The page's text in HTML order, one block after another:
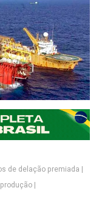
de delação premiada |
|